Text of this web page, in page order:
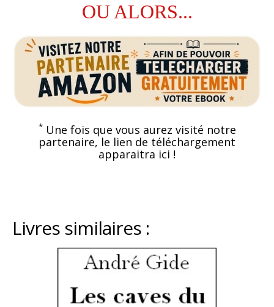
OU ALORS...
*Une fois que vous aurez visité notre
partenaire, le lien de téléchargement
apparaitra ici !
Livres similaires :